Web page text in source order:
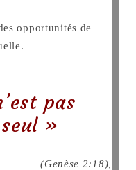
opportunités de
pas
»
(Genèse 2:18),